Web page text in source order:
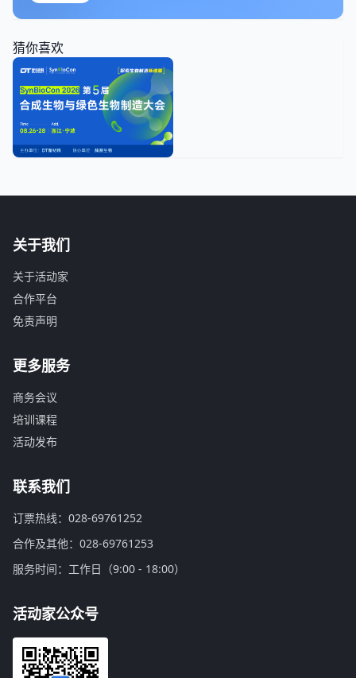
猜你喜欢
关于我们
关于活动家
合作平台
免责声明
更多服务
商务会议
培训课程
活动发布
联系我们
订票热线：028-69761252
合作及其他：028-69761253
服务时间：工作日（9:00 - 18:00）
活动家公众号